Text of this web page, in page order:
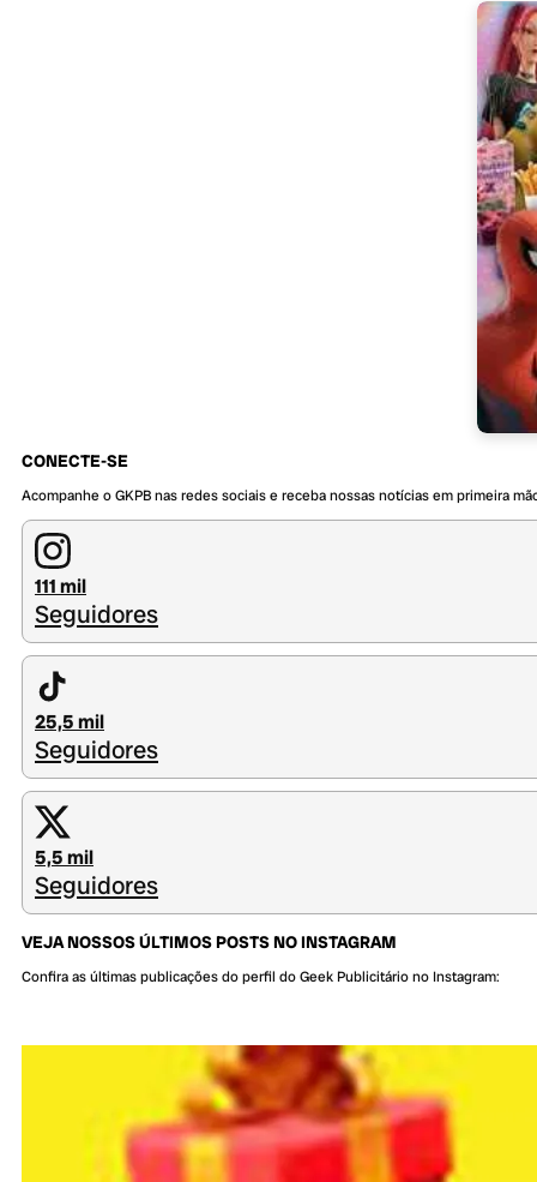
CONECTE-SE
Acompanhe o GKPB nas redes sociais e receba nossas notícias em primeira
111 mil
Seguidores
25,5 mil
Seguidores
5,5 mil
Seguidores
VEJA NOSSOS ÚLTIMOS POSTS NO INSTAGRAM
Confira as últimas publicações do perfil do Geek Publicitário no Instagram: